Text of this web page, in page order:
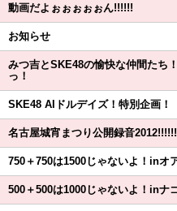
動画だよぉぉぉぉぉん!!!!!!
お知らせ
みつ吉とSKE48の愉快な仲間たち
っ！
SKE48 AIドルデイズ！特別企画！
名古屋城宵まつり公開録音
750＋750は1500じゃないよ！inオ
500＋500は1000じゃないよ！inナ